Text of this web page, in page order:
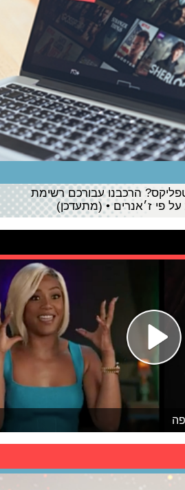
הרכבנו עבורכם רשימת
פי ז׳אנרים • (מתעדכן)